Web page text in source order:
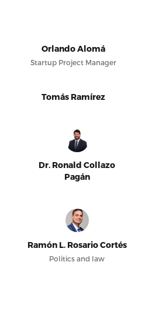
Orlando Alomá
Startup Project Manager
Tomás Ramírez
Dr. Ronald Collazo
Pagán
Ramón L. Rosario Cortés
Politics and law